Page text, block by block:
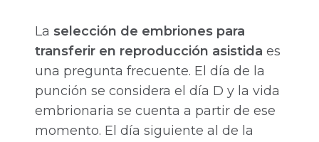
La selección de embriones para
transferir en reproducción asistida es
una pregunta frecuente. El día de la
punción se considera el día D y la vida
embrionaria se cuenta a partir de ese
momento. El día siguiente al de la